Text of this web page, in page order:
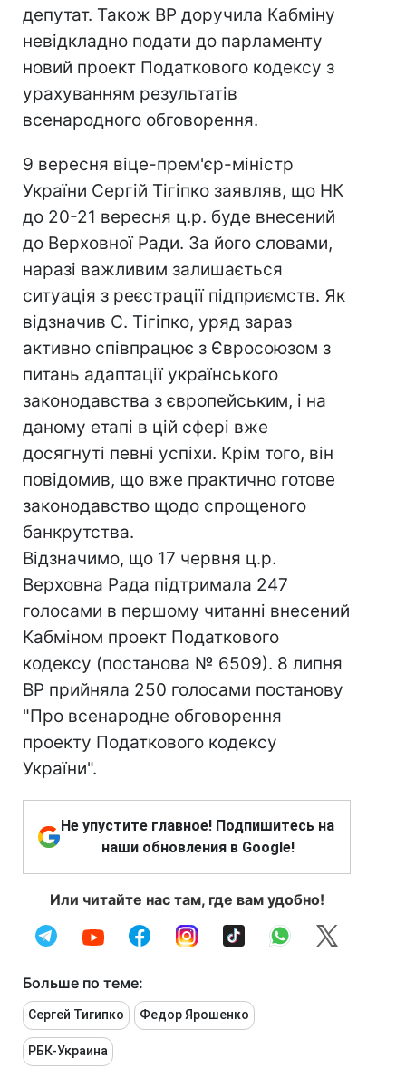
депутат. Також ВР доручила Кабміну
невідкладно подати до парламенту
новий проект Податкового кодексу з
урахуванням результатів
всенародного обговорення.
9 вересня віце-прем'єр-міністр
України Сергій Тігіпко заявляв, що НК
до 20-21 вересня ц.р. буде внесений
до Верховної Ради. За його словами,
наразі важливим залишається
ситуація з реєстрації підприємств. Як
відзначив С. Тігіпко, уряд зараз
активно співпрацює з Євросоюзом з
питань адаптації українського
законодавства з європейським, і на
даному етапі в цій сфері вже
досягнуті певні успіхи. Крім того, він
повідомив, що вже практично готове
законодавство щодо спрощеного
банкрутства.
Відзначимо, що 17 червня ц.р.
Верховна Рада підтримала 247
голосами в першому читанні внесений
Кабміном проект Податкового
кодексу (постанова № 6509). 8 липня
ВР прийняла 250 голосами постанову
"Про всенародне обговорення
проекту Податкового кодексу
України".
Не упустите главное! Подпишитесь на
наши обновления в Google!
Или читайте нас там, где вам удобно!
Больше по теме:
Сергей Тигипко Федор Ярошенко
РБК-Украина